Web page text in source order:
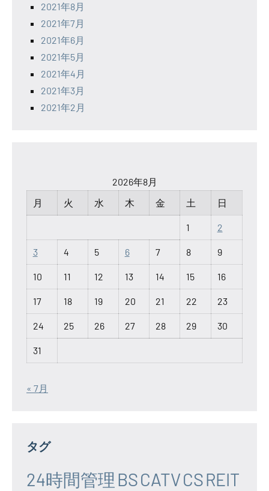
2021年8月
2021年7月
2021年6月
2021年5月
2021年4月
2021年3月
2021年2月
2026年8月
月
火 水 木 金 土 日
1 2
3 4 5 6 7 8 9
10 11 12 13 14 15 16
17 18 19 20 21 22 23
24 25 26 27 28 29 30
31
« 7月
タグ
24時間管理 BSCATVCSREIT